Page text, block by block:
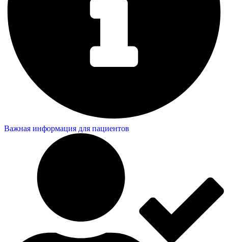
Важная информация для пациентов